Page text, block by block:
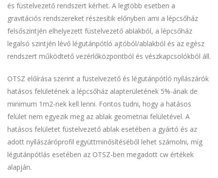
és füstelvezető rendszert kérhet. A legtöbb esetben a
gravitációs rendszereket részesítik előnyben ami a lépcsőház
felsőszintjén elhelyezett füstelvezető ablakból, a lépcsőház
legalsó szintjén lévő légutánpótló ajtóból/ablakból és az egész
rendszert működtető vezérlőközpontból és vészkapcsolókból áll.
OTSZ előírása szerint a füstelvezető és légutánpótló nyílászárók
hatásos felületének a lépcsőház alapterületének 5%-ának de
minimum 1m2-nek kell lenni. Fontos tudni, hogy a hatásos
felület nem egyezik meg az ablak geometriai felületével. A
hatásos felületet füstelvezető ablak esetében a gyártó és az
adott nyílászáróprofil együttminősítéséből lehet számolni, míg
légutánpótlás esetében az OTSZ-ben megadott cw értékek
alapján.